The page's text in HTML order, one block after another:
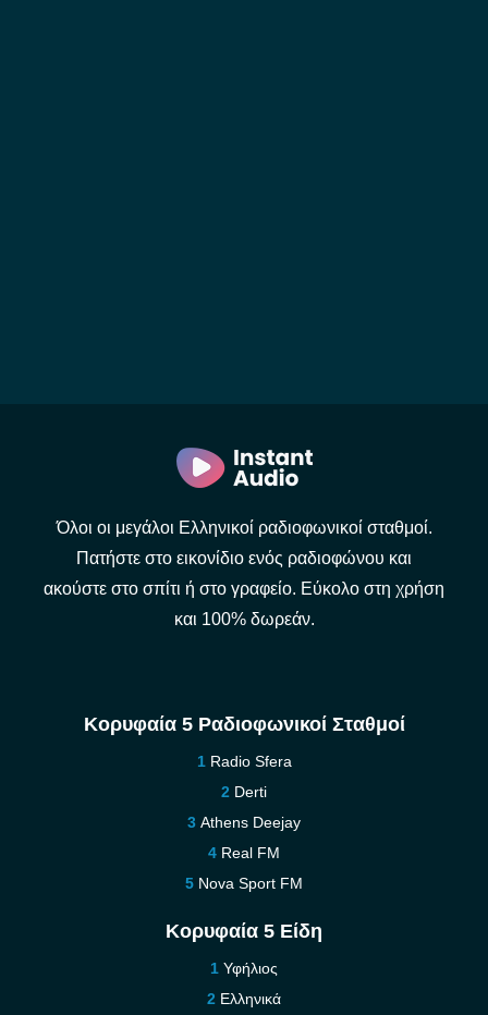
Όλοι οι μεγάλοι Ελληνικοί ραδιοφωνικοί σταθμοί.
Πατήστε στο εικονίδιο ενός ραδιοφώνου και
ακούστε στο σπίτι ή στο γραφείο. Εύκολο στη χρήση
και 100% δωρεάν.
Κορυφαία 5 Ραδιοφωνικοί Σταθμοί
Radio Sfera
Derti
Athens Deejay
Real FM
Nova Sport FM
Κορυφαία 5 Είδη
Υφήλιος
Ελληνικά